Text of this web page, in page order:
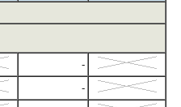
-
-